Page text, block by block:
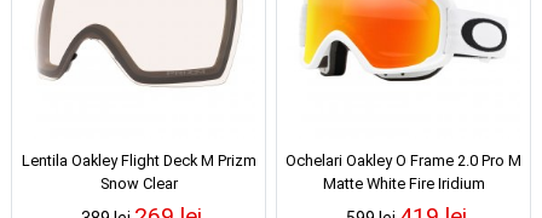
Lentila Oakley Flight Deck M Prizm
Snow Clear
Ochelari Oakley O Frame 2.0 Pro M
Matte White Fire Iridium